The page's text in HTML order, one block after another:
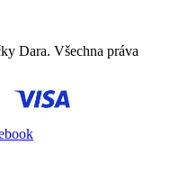
Dara. Všechna práva